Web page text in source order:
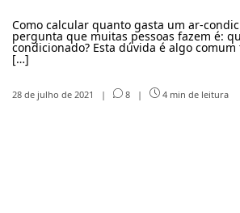
Como calcular quanto gasta um ar-
pergunta que muitas pessoas fazem é:
condicionado? Esta dúvida é algo
[…]
28 de julho de 2021 | 8 | 4 min de leitura